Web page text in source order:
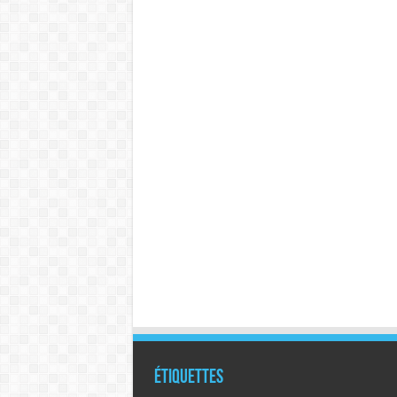
Étiquettes